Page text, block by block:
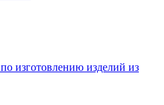
изготовлению изделий из